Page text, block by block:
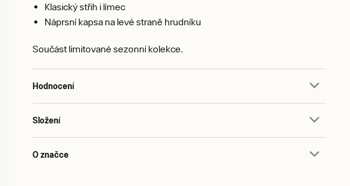
Klasický střih i límec
Náprsní kapsa na levé straně hrudníku
Součást limitované sezonní kolekce.
Hodnocení
Složení
O značce